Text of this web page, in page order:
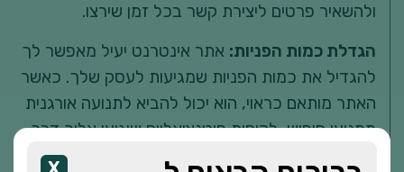
ולהשאיר פרטים ליצירת קשר בכל זמן שירצו.
הגדלת כמות הפניות: אתר אינטרנט יעיל מאפשר לך
להגדיל את כמות הפניות שמגיעות לעסק שלך. כאשר
האתר מותאם כראוי, הוא יכול להביא לתנועה אורגנית
ממנועי חיפוש, לקוחות פוטנציאליים שיגיעו אליך דרך
קישורים אחרים ואפילו לקוחות ממליצים שיפיצו את